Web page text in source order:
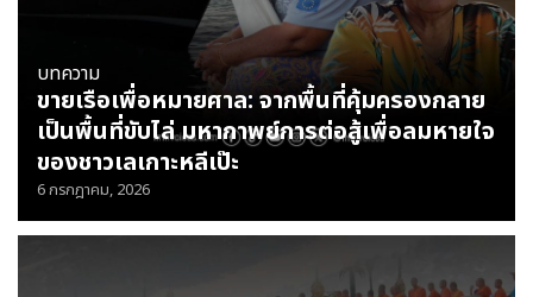
บทความ
ขายเรือเพื่อหมายศาล: จากพื้นที่คุ้มครองกลาย
เป็นพื้นที่ขับไล่ มหากาพย์การต่อสู้เพื่อลมหายใจ
ของชาวเลเกาะหลีเป๊ะ
6 กรกฎาคม, 2026